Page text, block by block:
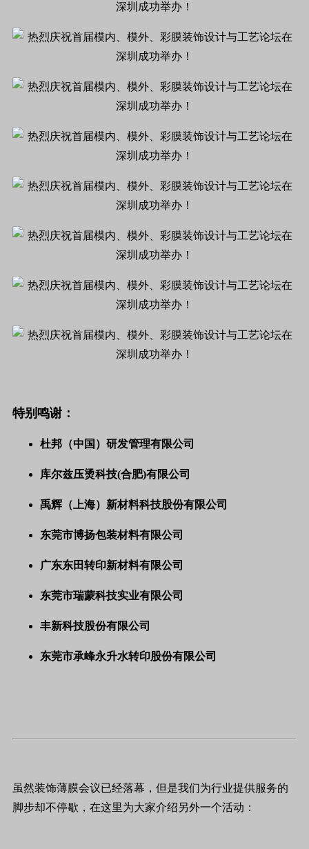
特别鸣谢：
杜邦（中国）研发管理有限公司
库尔兹压烫科技(合肥)有限公司
禹辉（上海）新材料科技股份有限公司
东莞市博扬包装材料有限公司
广东东田转印新材料有限公司
东莞市瑞蒙科技实业有限公司
丰新科技股份有限公司
东莞市承峰永升水转印股份有限公司
虽然装饰薄膜会议已经落幕，但是我们为行业提供服务的
脚步却不停歇，在这里为大家介绍另外一个活动：